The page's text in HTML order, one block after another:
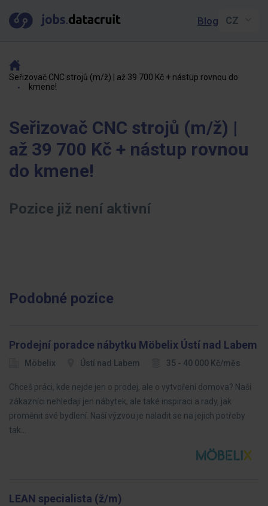
Blog
Seřizovač CNC strojů (m/ž) | až 39 700 Kč + nástup rovnou do
kmene!
Seřizovač CNC strojů (m/ž) |
až 39 700 Kč + nástup rovnou
do kmene!
Pozice již není aktivní
Podobné pozice
Prodejní poradce nábytku Möbelix Ústí nad Labem
Möbelix Ústí nad Labem 35 - 40 000 Kč/měs
Chceš práci, kde nejde jen o prodej, ale o vytvoření domova? Naši
zákazníci nehledají jen nábytek, ale také inspiraci a rady, jak
proměnit své bydlení. Naší výzvou je naladit se na jejich potřeby
tak…
LEAN specialista (ž/m)